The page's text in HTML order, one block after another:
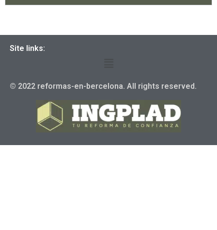
Site links:
© 2022 reformas-en-bercelona. All rights reserved.